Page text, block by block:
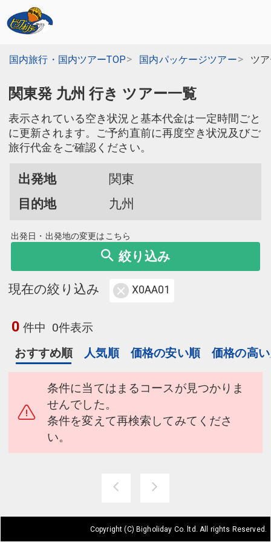
国内旅行・国内ツアーTOP 国内パッケージツアー ツ
関東発 九州 行き ツアー一覧
表示されている空き状況と基本代金は一定時間ごと
に更新されます。ご予約直前に再度空き状況及びご
旅行代金をご確認ください。
出発地
関東
目的地
九州
出発日・出発地の変更はこちら
絞り込み
現在の絞り込み X0AA01
0 件中 0件表示
おすすめ順
人気順 価格の安い順 価格の高
条件に当てはまるコースが見つかりま
せんでした。
条件を変えて再検索してみてくださ
い。
Copyright (C) Bigholiday Co. ltd. All rights Reserved.